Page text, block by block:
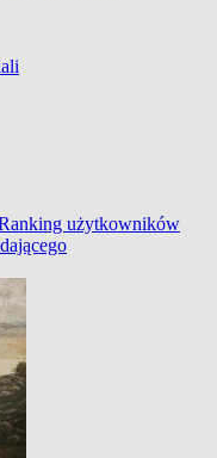
użytkowników